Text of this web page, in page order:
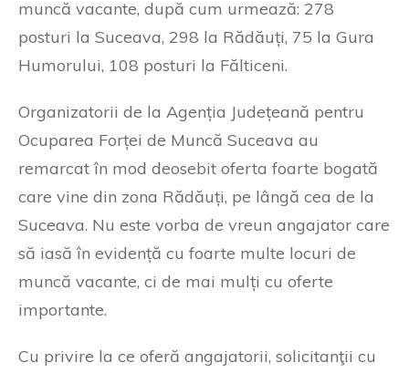
muncă vacante, după cum urmează: 278
posturi la Suceava, 298 la Rădăuți, 75 la Gura
Humorului, 108 posturi la Fălticeni.
Organizatorii de la Agenția Județeană pentru
Ocuparea Forței de Muncă Suceava au
remarcat în mod deosebit oferta foarte bogată
care vine din zona Rădăuți, pe lângă cea de la
Suceava. Nu este vorba de vreun angajator care
să iasă în evidență cu foarte multe locuri de
muncă vacante, ci de mai mulți cu oferte
importante.
Cu privire la ce oferă angajatorii, solicitanţii cu